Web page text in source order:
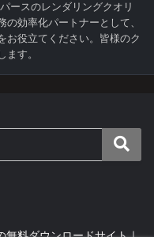
ースのレンダリングクオリ
効率化パートナーとして、
お役立てください。皆様のク
す。